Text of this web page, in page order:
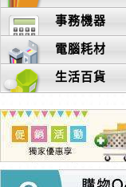
事務機器
電腦耗材
生活百貨